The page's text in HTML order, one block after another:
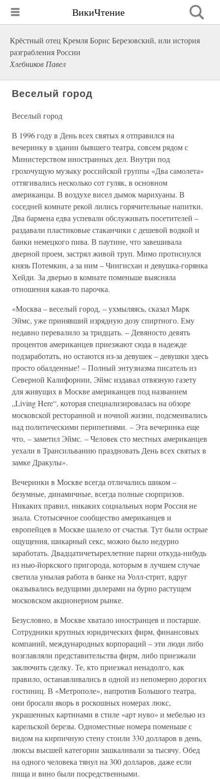
ВикиЧтение
Крёстный отец Кремля Борис Березовский, или история
разграбления России
Хлебников Павел
Веселый город
Веселый город
В 1996 году в День всех святых я отправился на
вечеринку в здании бывшего театра, совсем рядом с
Министерством иностранных дел. Внутри под
грохочущую музыку российской группы «Два самолета»
оттягивались несколько сот гуляк, в основном
американцы. В воздухе висел дымок марихуаны. В
соседней комнате рекой лились горячительные напитки.
Два бармена едва успевали обслуживать посетителей –
раздавали пластиковые стаканчики с дешевой водкой и
банки немецкого пива. В паутине, что завешивала
дверной проем, застрял живой труп. Мимо протиснулся
князь Потемкин, а за ним – Чингисхан и девушка-горянка
Хейди. За дверью в комнате поменьше выясняла
отношения какая-то парочка.
«Москва – веселый город, – ухмыляясь, сказал Марк
Эймс, уже принявший изрядную дозу спиртного. Ему
недавно перевалило за тридцать. – Девяносто девять
процентов американцев приезжают сюда в надежде
подзаработать, но остаются из-за девушек – девушки здесь
просто обалденные! – Полный энтузиазма писатель из
Северной Калифорнии, Эймс издавал отвязную газету
для живущих в Москве американцев под названием
„Living Here“, которая специализировалась на обзоре
московской ресторанной и ночной жизни, подсмеивались
над политическими перипетиями. – Эта вечеринка еще
что, – заметил Эймс. – Человек сто местных американцев
уехали в Трансильванию праздновать День всех святых в
замке Дракулы».
Вечеринки в Москве всегда отличались шиком –
безумные, динамичные, всегда полные сюрпризов.
Никаких правил, никаких социальных норм Россия не
знала. Стотысячное сообщество американцев и
европейцев в Москве шалело от счастья. Тут были острые
ощущения, шикарный секс, можно было недурно
заработать. Двадцатичетырехлетние парни откуда-нибудь
из нью-йоркского пригорода, которым в лучшем случае
светила унылая работа в банке на Уолл-стрит, вдруг
оказывались ведущими дилерами на бурно растущем
московском акционерном рынке.
Безусловно, в Москве хватало иностранцев и постарше.
Сотрудники крупных юридических фирм, финансовых
компаний, международных корпораций – эти люди либо
возглавляли представительства фирм, либо приезжали
заключить сделку. Те, кто приезжал ненадолго, как
правило, останавливались в одной из непомерно дорогих
гостиниц. В «Метрополе», напротив Большого театра,
они бросали якорь в роскошных номерах люкс,
украшенных картинами в стиле «арт нуво» и мебелью из
карельской березы. Одноместные номера поменьше с
видом на кирпичную стену стоили 330 долларов в день,
люксы высшей категории зашкаливали за тысячу. Обед
на одного человека тянул на 300 долларов, даже если
пища и вино были посредственными.